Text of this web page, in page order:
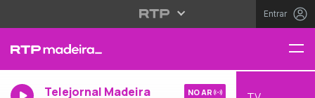
Entrar
Telejornal Madeira NO AR